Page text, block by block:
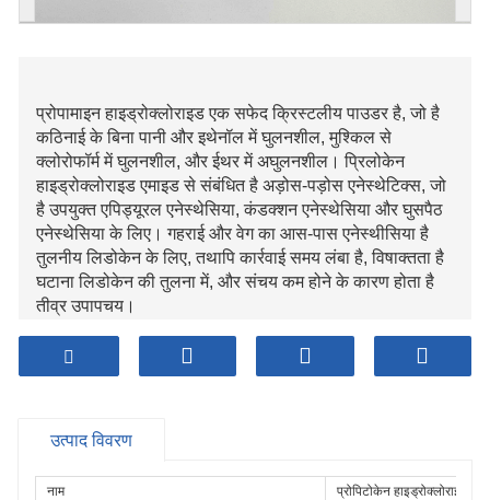
प्रोपामाइन हाइड्रोक्लोराइड एक सफेद क्रिस्टलीय पाउडर है, जो है
कठिनाई के बिना पानी और इथेनॉल में घुलनशील, मुश्किल से
क्लोरोफॉर्म में घुलनशील, और ईथर में अघुलनशील। प्रिलोकेन
हाइड्रोक्लोराइड एमाइड से संबंधित है अड़ोस-पड़ोस एनेस्थेटिक्स, जो
है उपयुक्त एपिड्यूरल एनेस्थेसिया, कंडक्शन एनेस्थेसिया और घुसपैठ
एनेस्थेसिया के लिए। गहराई और वेग का आस-पास एनेस्थीसिया है
तुलनीय लिडोकेन के लिए, तथापि कार्रवाई समय लंबा है, विषाक्तता है
घटाना लिडोकेन की तुलना में, और संचय कम होने के कारण होता है
तीव्र उपापचय।
उत्पाद विवरण
नाम
प्रोपिटोकेन हाइड्रोक्लोराइड